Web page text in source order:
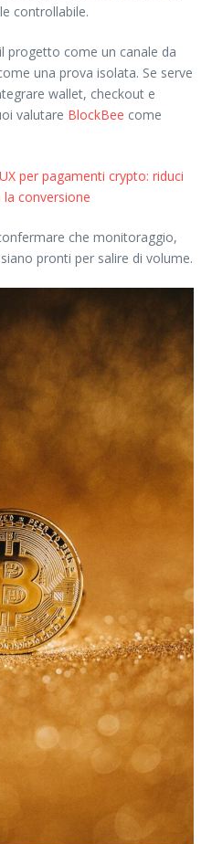
controllabile.
progetto come un canale da
una prova isolata. Se serve
wallet, checkout e
valutare BlockBee come
per pagamenti crypto: riduci
conversione
che monitoraggio,
pronti per salire di volume.